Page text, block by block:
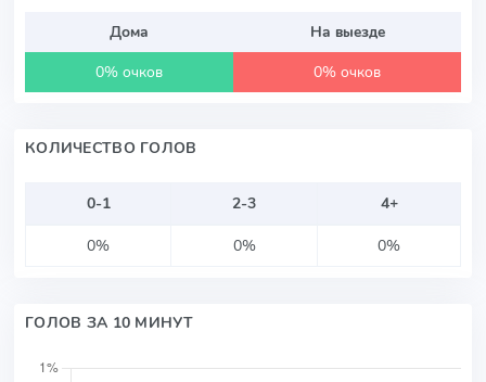
Дома
На выезде
0% очков
0% очков
КОЛИЧЕСТВО ГОЛОВ
0-1 2-3
4+
0%
0% 0%
ГОЛОВ ЗА 10 МИНУТ